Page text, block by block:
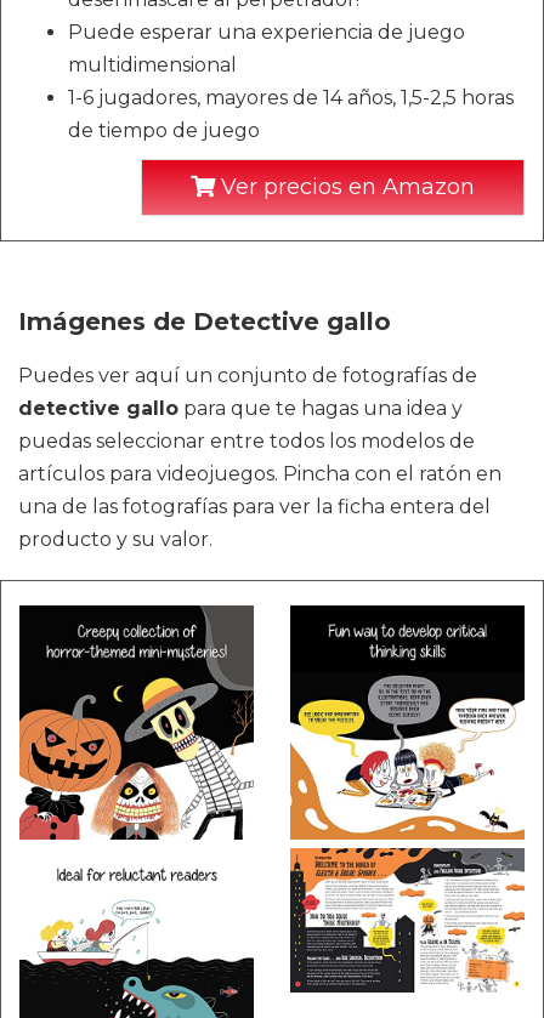
Puede esperar una experiencia de juego
multidimensional
1-6 jugadores, mayores de 14 años, 1,5-2,5 horas
de tiempo de juego
Ver precios en Amazon
Imágenes de Detective gallo
Puedes ver aquí un conjunto de fotografías de
detective gallo para que te hagas una idea y
puedas seleccionar entre todos los modelos de
artículos para videojuegos. Pincha con el ratón en
una de las fotografías para ver la ficha entera del
producto y su valor.